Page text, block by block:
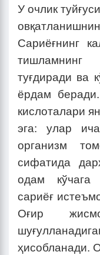
У очлик
Сариёғнинг
тишламнинг
туғдиради ва
ёрдам
кислоталари
эга: улар
организм
сифатида
одам кўчага
сариёғ
Оғир
ҳисобланади.